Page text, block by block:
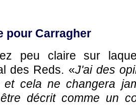
pour Carragher
peu claire sur
des Reds. «J'ai des
cela ne changera
décrit comme un